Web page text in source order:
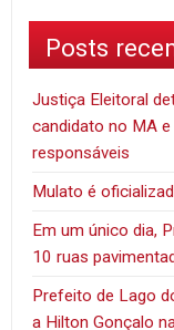
Posts
Justiça Eleitoral
candidato no MA
responsáveis
Mulato é
Em um único dia,
10 ruas
Prefeito de Lago
a Hilton Gonçalo